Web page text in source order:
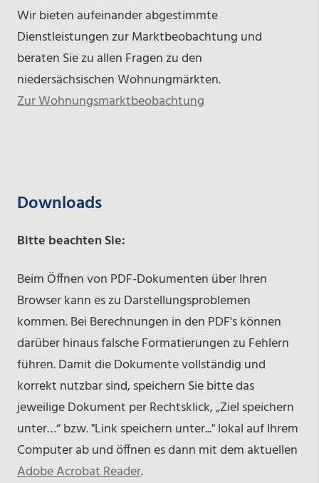
Wir bieten aufeinander abgestimmte
Dienstleistungen zur Marktbeobachtung und
beraten Sie zu allen Fragen zu den
niedersächsischen Wohnungmärkten.
Zur Wohnungsmarktbeobachtung
Downloads
Bitte beachten Sie:
Beim Öffnen von PDF-Dokumenten über Ihren
Browser kann es zu Darstellungsproblemen
kommen. Bei Berechnungen in den PDF's können
darüber hinaus falsche Formatierungen zu Fehlern
führen. Damit die Dokumente vollständig und
korrekt nutzbar sind, speichern Sie bitte das
jeweilige Dokument per Rechtsklick, „Ziel speichern
unter…“ bzw. "Link speichern unter..." lokal auf Ihrem
Computer ab und öffnen es dann mit dem aktuellen
Adobe Acrobat Reader.